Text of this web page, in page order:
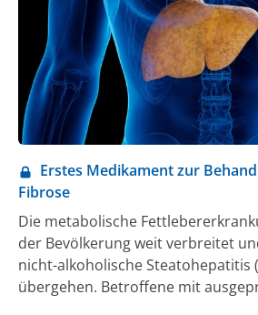
insbesondere auf die enge
Adipositas und
Erstes Medikament zur
Fibrose
Die metabolische
der Bevölkerung weit verbreitet
nicht-alkoholische Steatohepatitis
übergehen. Betroffene mit